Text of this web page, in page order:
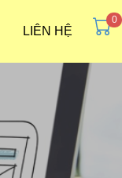
LIÊN HỆ